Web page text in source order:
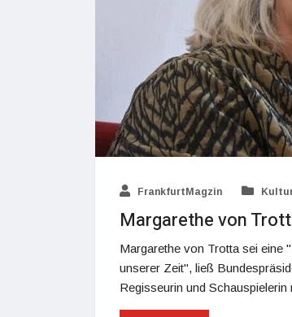
FrankfurtMagzin
Margarethe von
Margarethe von Trotta sei eine
unserer Zeit", ließ
Regisseurin und